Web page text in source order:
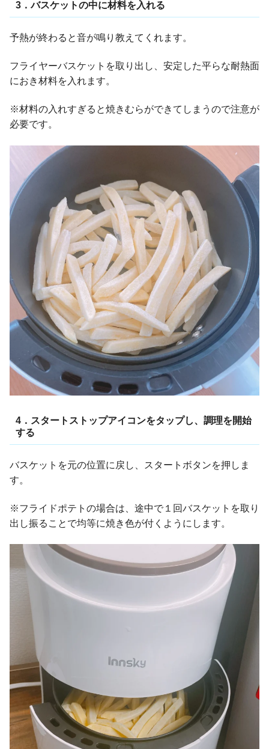
3．バスケットの中に材料を入れる
予熱が終わると音が鳴り教えてくれます。
フライヤーバスケットを取り出し、安定した平らな耐熱面
におき材料を入れます。
※材料の入れすぎると焼きむらができてしまうので注意が
必要です。
4．スタートストップアイコンをタップし、調理を開始
する
バスケットを元の位置に戻し、スタートボタンを押しま
す。
※フライドポテトの場合は、途中で１回バスケットを取り
出し振ることで均等に焼き色が付くようにします。